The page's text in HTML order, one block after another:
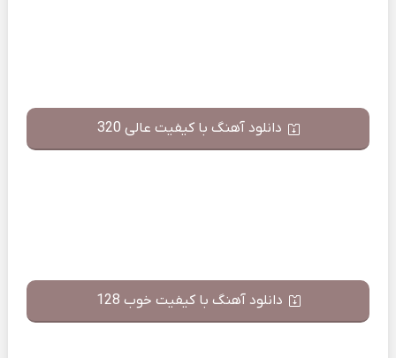
دانلود آهنگ با کیفیت عالی 320
دانلود آهنگ با کیفیت خوب 128